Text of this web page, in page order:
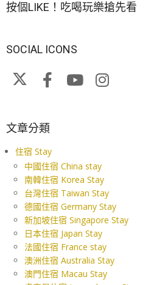
按個LIKE！吃喝玩樂搶先看
SOCIAL ICONS
文章分類
住宿 Stay
中國住宿 China stay
南韓住宿 Korea Stay
台灣住宿 Taiwan Stay
德國住宿 Germany Stay
新加坡住宿 Singapore Stay
日本住宿 Japan Stay
法國住宿 France stay
澳洲住宿 Australia Stay
澳門住宿 Macau Stay